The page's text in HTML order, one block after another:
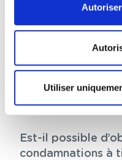
Utiliser
devant la
Quelle est la
devant la
Est-il possible
condamnations à